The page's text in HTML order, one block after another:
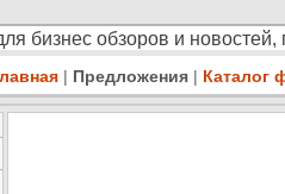
бизнес обзоров и
| Предложения | Каталог